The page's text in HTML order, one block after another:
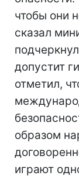
чтобы они
сказал
допустит
отметил,
образом
играют